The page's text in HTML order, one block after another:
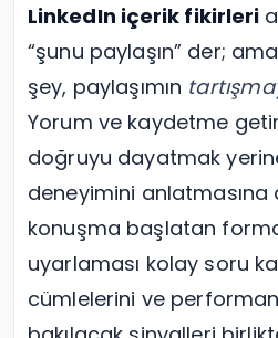
Facebook
Facebook Beğeni Satın Al
Facebook Takipçi Satın Al
Facebook Yorum Satın Al
Facebook Video İzlenme Satın
Tümünü Gör
Tümünü Gör
LinkedIn içerik fikirleri
“şunu paylaşın” der;
şey, paylaşımın
Yorum ve kaydetme
doğruyu dayatmak
deneyimini anlatmasına
konuşma başlatan
uyarlaması kolay soru
cümlelerini ve